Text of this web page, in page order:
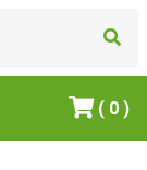
( 0 )